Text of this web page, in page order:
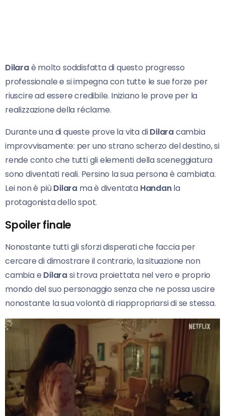
Dilaraè molto soddisfatta di questo progresso
professionale e si impegna con tutte le sue forze per
riuscire ad essere credibile. Iniziano le prove per la
realizzazione della réclame.
Durante una di queste prove la vita diDilaracambia
improvvisamente: per uno strano scherzo del destino, si
rende conto che tutti gli elementi della sceneggiatura
sono diventati reali. Persino la sua persona è cambiata.
Lei non è piùDilara ma è diventata Handanla
protagonista dello spot.
Spoiler finale
Nonostante tutti gli sforzi disperati che faccia per
cercare di dimostrare il contrario, la situazione non
cambia e Dilarasi trova proiettata nel vero e proprio
mondo del suo personaggio senza che ne possa uscire
nonostante la sua volontà di riappropriarsi di se stessa.